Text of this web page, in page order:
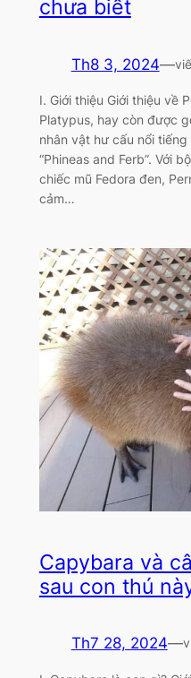
chưa biết
Th8 3, 2024—
I. Giới thiệu Giới thiệu về
Platypus, hay còn được
nhân vật hư cấu nổi
“Phineas and Ferb”. Với
chiếc mũ Fedora đen,
cảm…
Capybara và
sau con thú
Th7 28, 2024—